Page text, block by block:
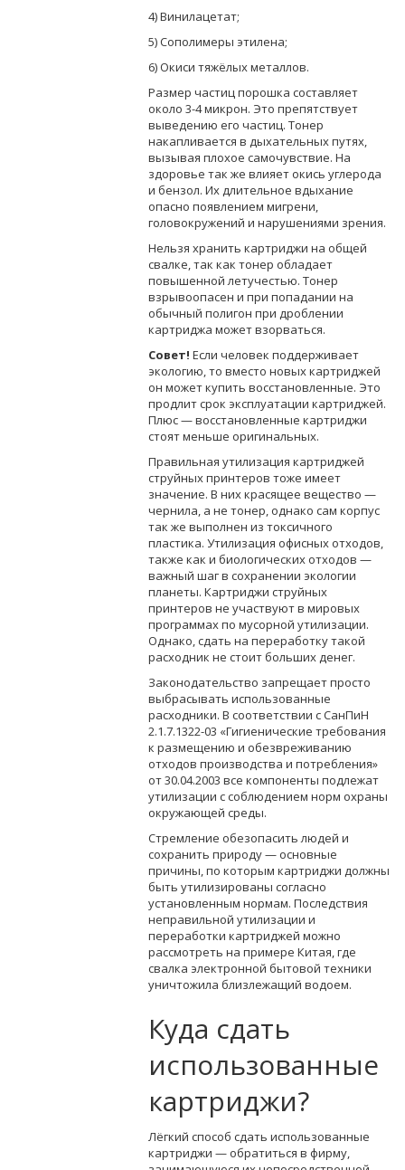
4) Винилацетат;
5) Сополимеры этилена;
6) Окиси тяжёлых металлов.
Размер частиц порошка составляет
около 3-4 микрон. Это препятствует
выведению его частиц. Тонер
накапливается в дыхательных путях,
вызывая плохое самочувствие. На
здоровье так же влияет окись углерода
и бензол. Их длительное вдыхание
опасно появлением мигрени,
головокружений и нарушениями зрения.
Нельзя хранить картриджи на общей
свалке, так как тонер обладает
повышенной летучестью. Тонер
взрывоопасен и при попадании на
обычный полигон при дроблении
картриджа может взорваться.
Совет! Если человек поддерживает
экологию, то вместо новых картриджей
он может купить восстановленные. Это
продлит срок эксплуатации картриджей.
Плюс — восстановленные картриджи
стоят меньше оригинальных.
Правильная утилизация картриджей
струйных принтеров тоже имеет
значение. В них красящее вещество —
чернила, а не тонер, однако сам корпус
так же выполнен из токсичного
пластика. Утилизация офисных отходов,
также как и биологических отходов —
важный шаг в сохранении экологии
планеты. Картриджи струйных
принтеров не участвуют в мировых
программах по мусорной утилизации.
Однако, сдать на переработку такой
расходник не стоит больших денег.
Законодательство запрещает просто
выбрасывать использованные
расходники. В соответствии с СанПиН
2.1.7.1322-03 «Гигиенические требования
к размещению и обезвреживанию
отходов производства и потребления»
от 30.04.2003 все компоненты подлежат
утилизации с соблюдением норм охраны
окружающей среды.
Стремление обезопасить людей и
сохранить природу — основные
причины, по которым картриджи должны
быть утилизированы согласно
установленным нормам. Последствия
неправильной утилизации и
переработки картриджей можно
рассмотреть на примере Китая, где
свалка электронной бытовой техники
уничтожила близлежащий водоем.
Куда сдать
использованные
картриджи?
Лёгкий способ сдать использованные
картриджи — обратиться в фирму,